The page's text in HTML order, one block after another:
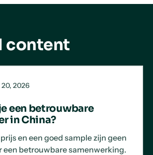
content
20, 2026
een betrouwbare
in China?
en een goed sample zijn geen
een betrouwbare samenwerking.